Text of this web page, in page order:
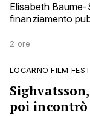
Elisabeth
finanziamento
2 ore
LOCARNO FILM
poi